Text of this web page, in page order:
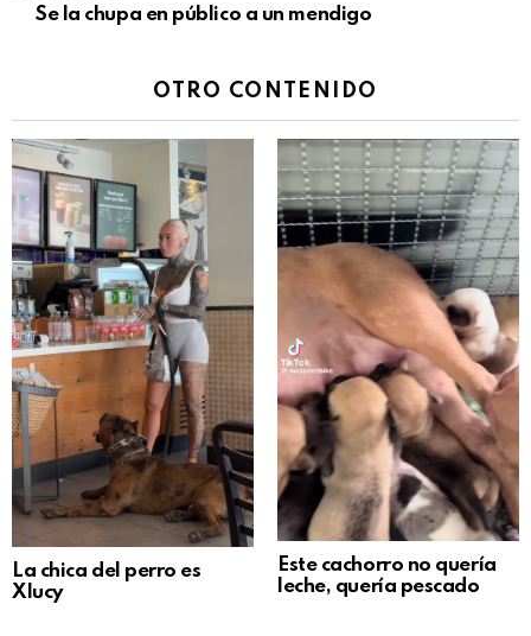
Se la chupa en público a un mendigo
OTRO CONTENIDO
La chica del perro es
Xlucy
Este cachorro no quería
leche, quería pescado